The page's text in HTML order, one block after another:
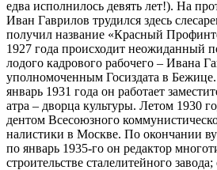
едва исполнилось девять лет!). На
Иван Гаврилов трудился здесь
получил название «Красный
1927 года происходит неожиданный
лодого кадрового рабочего – Ивана
уполномоченным Госиздата в
январь 1931 года он работает
атра – дворца культуры. Летом 1930
дентом Всесоюзного
налистики в Москве. По окончании
по январь 1935-го он редактор
строительстве сталелитейного